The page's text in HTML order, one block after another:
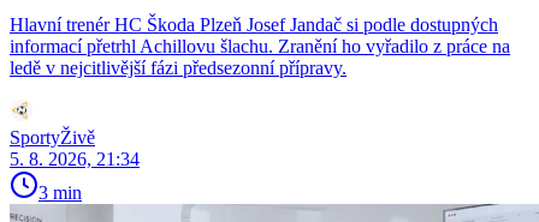
Hlavní trenér HC Škoda Plzeň Josef Jandač si podle dostupných
informací přetrhl Achillovu šlachu. Zranění ho vyřadilo z práce na
ledě v nejcitlivější fázi předsezonní přípravy.
SportyŽivě
5. 8. 2026, 21:34
3 min